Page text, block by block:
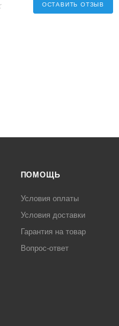
ОСТАВИТЬ ОТЗЫВ
ПОМОЩЬ
Условия оплаты
Условия доставки
Гарантия на товар
Вопрос-ответ